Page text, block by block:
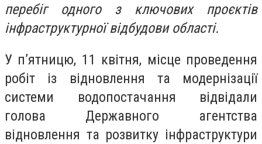
перебіг одного з ключових проєктів
інфраструктурної відбудови області.
У пʼятницю, 11 квітня, місце проведення
робіт із відновлення та модернізації
системи водопостачання відвідали
голова Державного агентства
відновлення та розвитку інфраструктури